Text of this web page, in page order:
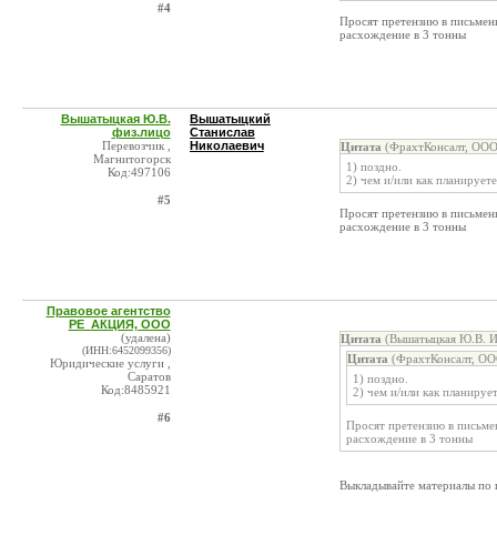
#4
Просят претензию в
расхождение в 3 тонны
Вышатыцкая Ю.В.
физ.лицо
Перевозчик ,
Магнитогорск
Код:497106
#5
Вышатыцкий
Станислав
Николаевич
Цитата (ФрахтКонсалт,
1) поздно.
2) чем и/или как
Просят претензию в
расхождение в 3 тонны
Правовое агентство
РЕ_АКЦИЯ, ООО
(удалена)
(ИНН:6452099356)
Юридические услуги ,
Саратов
Код:8485921
#6
Цитата (Вышатыцкая Ю.В.
Цитата (ФрахтКонсалт,
1) поздно.
2) чем и/или как
Просят претензию в
расхождение в 3 тонны
Выкладывайте материалы